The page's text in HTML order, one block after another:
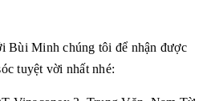
Bùi Minh chúng tôi để nhận được
tuyệt vời nhất nhé: